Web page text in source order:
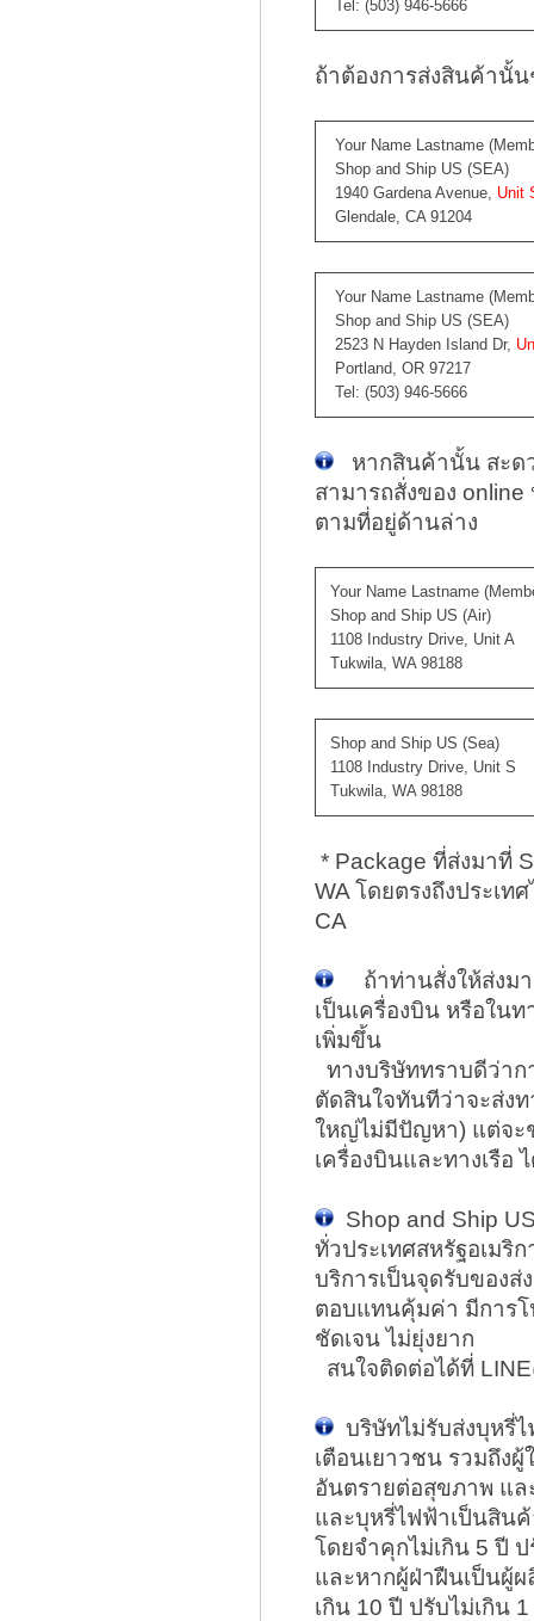
Tel: (503) 946-5666
ถ้าต้องการส่งสินค้านั้น
Your Name Lastname
Shop and Ship US (SEA)
1940 Gardena Avenue, Unit
Glendale, CA 91204
Your Name Lastname
Shop and Ship US (SEA)
2523 N Hayden Island Dr,
Portland, OR 97217
Tel: (503) 946-5666
หากสินค้านั้น สะด
สามารถสั่งของ online
ตามที่อยู่ด้านล่าง
Your Name Lastname
Shop and Ship US (Air)
1108 Industry Drive, Unit A
Tukwila, WA 98188
Shop and Ship US (Sea)
1108 Industry Drive, Unit S
Tukwila, WA 98188
* Package ที่ส่งมาที่
WA โดยตรงถึงประเท
CA
ถ้าท่านสั่งให้ส่งมา
เป็นเครื่องบิน หรือใน
เพิ่มขึ้น
ทางบริษัททราบดีว่าก
ตัดสินใจทันทีว่าจะส่งท
ใหญ่ไม่มีปัญหา) แต่จะ
เครื่องบินและทางเรือ
Shop and Ship
ทั่วประเทศสหรัฐอเมริ
บริการเป็นจุดรับของ
ตอบแทนคุ้มค่า มีการโ
ชัดเจน ไม่ยุ่งยาก
สนใจติดต่อได้ที่
บริษัทไม่รับส่งบุหรี่
เตือนเยาวชน รวมถึง
อันตรายต่อสุขภาพ แล
และบุหรี่ไฟฟ้าเป็นสิน
โดยจำคุกไม่เกิน 5 ปี
และหากผู้ฝ่าฝืนเป็นผู้
เกิน 10 ปี ปรับไม่เกิน